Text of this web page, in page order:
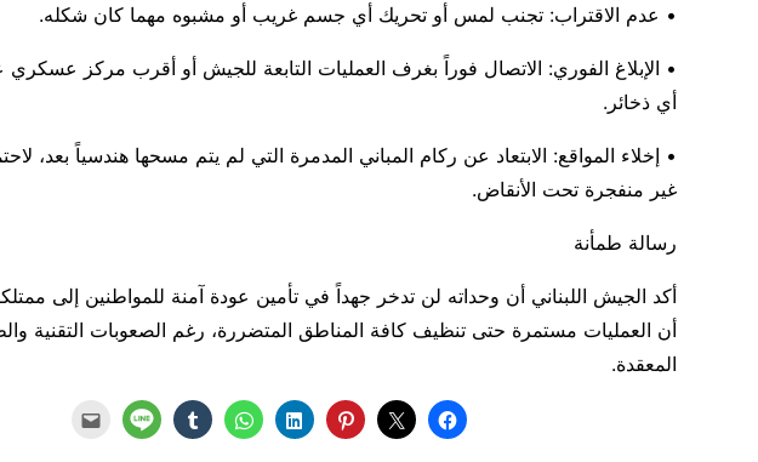
• عدم الاقتراب: تجنب لمس أو تحريك أي جسم غريب أو مشبوه مهما كان شكله.
• الإبلاغ الفوري: الاتصال فوراً بغرف العمليات التابعة للجيش أو أقرب مركز عسكري
أي ذخائر.
• إخلاء المواقع: الابتعاد عن ركام المباني المدمرة التي لم يتم مسحها هندسياً بعد،
غير منفجرة تحت الأنقاض.
رسالة طمأنة
أكد الجيش اللبناني أن وحداته لن تدخر جهداً في تأمين عودة آمنة للمواطنين إلى
أن العمليات مستمرة حتى تنظيف كافة المناطق المتضررة، رغم الصعوبات التقنية
المعقدة.